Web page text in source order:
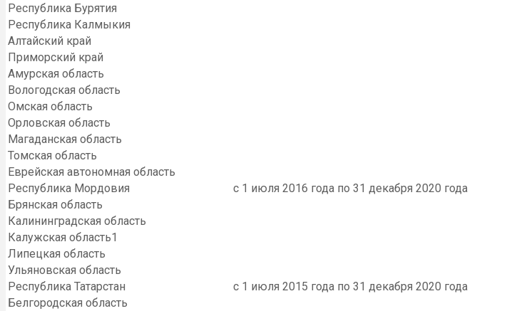
Республика Бурятия
Республика Калмыкия
Алтайский край
Приморский край
Амурская область
Вологодская область
Омская область
Орловская область
Магаданская область
Томская область
Еврейская автономная область
Республика Мордовия
с 1 июля 2016 года по 31 декабря 2020 года
Брянская область
Калининградская область
Калужская область1
Липецкая область
Ульяновская область
Республика Татарстан
с 1 июля 2015 года по 31 декабря 2020 года
Белгородская область